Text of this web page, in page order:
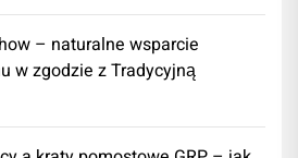
– naturalne wsparcie
w zgodzie z Tradycyjną